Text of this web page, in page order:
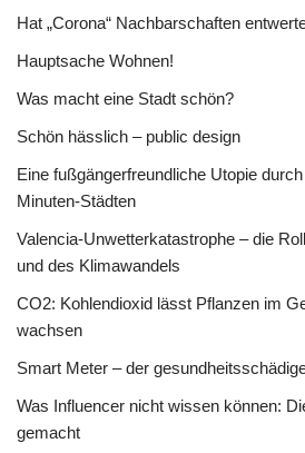
Hat „Corona“ Nachbarschaften
Hauptsache Wohnen!
Was macht eine Stadt schön?
Schön hässlich – public design
Eine fußgängerfreundliche Utopie
Minuten-Städten
Valencia-Unwetterkatastrophe – die
und des Klimawandels
CO2: Kohlendioxid lässt Pflanzen im
wachsen
Smart Meter – der
Was Influencer nicht wissen können:
gemacht